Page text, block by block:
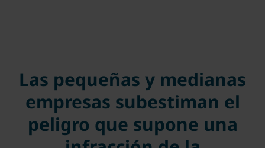
Las pequeñas y medianas
empresas subestiman el
peligro que supone una